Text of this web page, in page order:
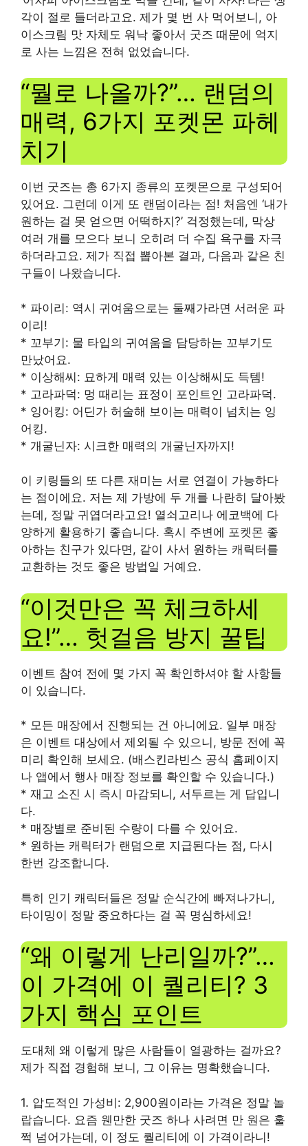
각이 절로 들더라고요. 제가 몇 번 사 먹어보니, 아
이스크림 맛 자체도 워낙 좋아서 굿즈 때문에 억지
로 사는 느낌은 전혀 없었습니다.
“뭘로 나올까?”… 랜덤의
매력, 6가지 포켓몬 파헤
치기
이번 굿즈는 총 6가지 종류의 포켓몬으로 구성되어
있어요. 그런데 이게 또 랜덤이라는 점! 처음엔 ‘내가
원하는 걸 못 얻으면 어떡하지?’ 걱정했는데, 막상
여러 개를 모으다 보니 오히려 더 수집 욕구를 자극
하더라고요. 제가 직접 뽑아본 결과, 다음과 같은 친
구들이 나왔습니다.
* 파이리: 역시 귀여움으로는 둘째가라면 서러운 파
이리!
* 꼬부기: 물 타입의 귀여움을 담당하는 꼬부기도
만났어요.
* 이상해씨: 묘하게 매력 있는 이상해씨도 득템!
* 고라파덕: 멍 때리는 표정이 포인트인 고라파덕.
* 잉어킹: 어딘가 허술해 보이는 매력이 넘치는 잉
어킹.
* 개굴닌자: 시크한 매력의 개굴닌자까지!
이 키링들의 또 다른 재미는 서로 연결이 가능하다
는 점이에요. 저는 제 가방에 두 개를 나란히 달아봤
는데, 정말 귀엽더라고요! 열쇠고리나 에코백에 다
양하게 활용하기 좋습니다. 혹시 주변에 포켓몬 좋
아하는 친구가 있다면, 같이 사서 원하는 캐릭터를
교환하는 것도 좋은 방법일 거예요.
“이것만은 꼭 체크하세
요!”… 헛걸음 방지 꿀팁
이벤트 참여 전에 몇 가지 꼭 확인하셔야 할 사항들
이 있습니다.
* 모든 매장에서 진행되는 건 아니에요. 일부 매장
은 이벤트 대상에서 제외될 수 있으니, 방문 전에 꼭
미리 확인해 보세요. (배스킨라빈스 공식 홈페이지
나 앱에서 행사 매장 정보를 확인할 수 있습니다.)
* 재고 소진 시 즉시 마감되니, 서두르는 게 답입니
다.
* 매장별로 준비된 수량이 다를 수 있어요.
* 원하는 캐릭터가 랜덤으로 지급된다는 점, 다시
한번 강조합니다.
특히 인기 캐릭터들은 정말 순식간에 빠져나가니,
타이밍이 정말 중요하다는 걸 꼭 명심하세요!
“왜 이렇게 난리일까?”…
이 가격에 이 퀄리티? 3
가지 핵심 포인트
도대체 왜 이렇게 많은 사람들이 열광하는 걸까요?
제가 직접 경험해 보니, 그 이유는 명확했습니다.
1. 압도적인 가성비: 2,900원이라는 가격은 정말 놀
랍습니다. 요즘 웬만한 굿즈 하나 사려면 만 원은 훌
쩍 넘어가는데, 이 정도 퀄리티에 이 가격이라니!